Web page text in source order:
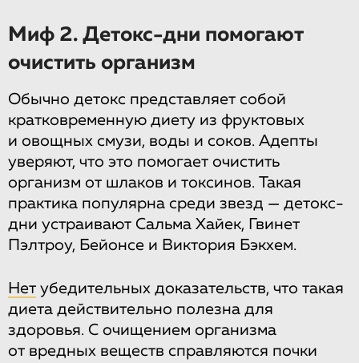
Миф 2. Детокс-дни помогают
очистить организм
Обычно детокс представляет собой
кратковременную диету из фруктовых
и овощных смузи, воды и соков. Адепты
уверяют, что это помогает очистить
организм от шлаков и токсинов. Такая
практика популярна среди звезд — детокс-
дни устраивают Сальма Хайек, Гвинет
Пэлтроу, Бейонсе и Виктория Бэкхем.
Нет убедительных доказательств, что такая
диета действительно полезна для
здоровья. С очищением организма
от вредных веществ справляются почки